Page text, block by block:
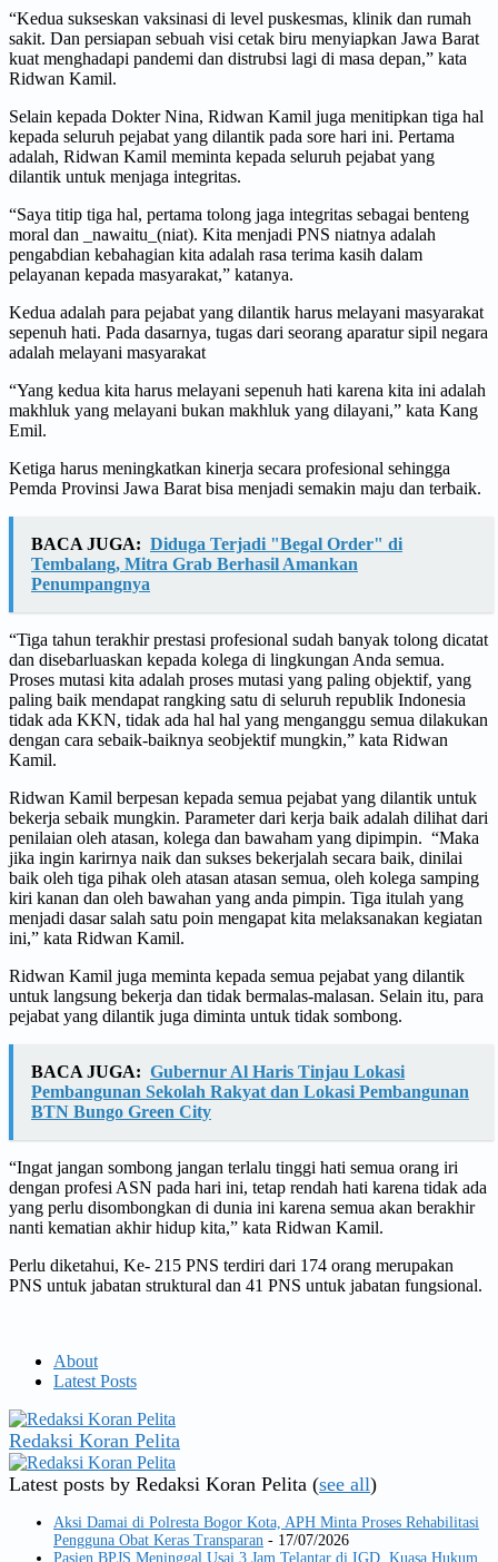
“Kedua sukseskan vaksinasi di level puskesmas, klinik dan rumah
sakit. Dan persiapan sebuah visi cetak biru menyiapkan Jawa Barat
kuat menghadapi pandemi dan distrubsi lagi di masa depan,” kata
Ridwan Kamil.
Selain kepada Dokter Nina, Ridwan Kamil juga menitipkan tiga hal
kepada seluruh pejabat yang dilantik pada sore hari ini. Pertama
adalah, Ridwan Kamil meminta kepada seluruh pejabat yang
dilantik untuk menjaga integritas.
“Saya titip tiga hal, pertama tolong jaga integritas sebagai benteng
moral dan _nawaitu_(niat). Kita menjadi PNS niatnya adalah
pengabdian kebahagian kita adalah rasa terima kasih dalam
pelayanan kepada masyarakat,” katanya.
Kedua adalah para pejabat yang dilantik harus melayani masyarakat
sepenuh hati. Pada dasarnya, tugas dari seorang aparatur sipil negara
adalah melayani masyarakat
“Yang kedua kita harus melayani sepenuh hati karena kita ini adalah
makhluk yang melayani bukan makhluk yang dilayani,” kata Kang
Emil.
Ketiga harus meningkatkan kinerja secara profesional sehingga
Pemda Provinsi Jawa Barat bisa menjadi semakin maju dan terbaik.
BACA JUGA: Diduga Terjadi "Begal Order" di
Tembalang, Mitra Grab Berhasil Amankan
Penumpangnya
“Tiga tahun terakhir prestasi profesional sudah banyak tolong dicatat
dan disebarluaskan kepada kolega di lingkungan Anda semua.
Proses mutasi kita adalah proses mutasi yang paling objektif, yang
paling baik mendapat rangking satu di seluruh republik Indonesia
tidak ada KKN, tidak ada hal hal yang menganggu semua dilakukan
dengan cara sebaik-baiknya seobjektif mungkin,” kata Ridwan
Kamil.
Ridwan Kamil berpesan kepada semua pejabat yang dilantik untuk
bekerja sebaik mungkin. Parameter dari kerja baik adalah dilihat dari
penilaian oleh atasan, kolega dan bawaham yang dipimpin. “Maka
jika ingin karirnya naik dan sukses bekerjalah secara baik, dinilai
baik oleh tiga pihak oleh atasan atasan semua, oleh kolega samping
kiri kanan dan oleh bawahan yang anda pimpin. Tiga itulah yang
menjadi dasar salah satu poin mengapat kita melaksanakan kegiatan
ini,” kata Ridwan Kamil.
Ridwan Kamil juga meminta kepada semua pejabat yang dilantik
untuk langsung bekerja dan tidak bermalas-malasan. Selain itu, para
pejabat yang dilantik juga diminta untuk tidak sombong.
BACA JUGA: Gubernur Al Haris Tinjau Lokasi
Pembangunan Sekolah Rakyat dan Lokasi Pembangunan
BTN Bungo Green City
“Ingat jangan sombong jangan terlalu tinggi hati semua orang iri
dengan profesi ASN pada hari ini, tetap rendah hati karena tidak ada
yang perlu disombongkan di dunia ini karena semua akan berakhir
nanti kematian akhir hidup kita,” kata Ridwan Kamil.
Perlu diketahui, Ke- 215 PNS terdiri dari 174 orang merupakan
PNS untuk jabatan struktural dan 41 PNS untuk jabatan fungsional.
About
Latest Posts
Redaksi Koran Pelita
Latest posts by Redaksi Koran Pelita (see all)
Aksi Damai di Polresta Bogor Kota, APH Minta Proses Rehabilitasi
Pengguna Obat Keras Transparan - 17/07/2026
Pasien BPJS Meninggal Usai 3 Jam Telantar di IGD, Kuasa Hukum